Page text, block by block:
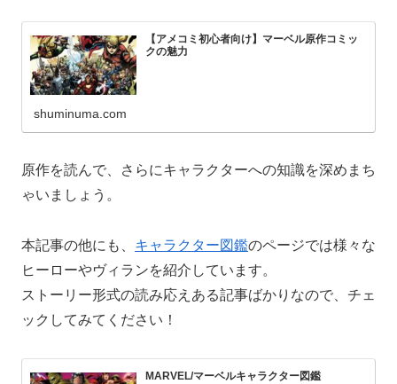
【アメコミ初心者向け】マーベル原作コミッ
クの魅力
shuminuma.com
原作を読んで、さらにキャラクターへの知識を深めまち
ゃいましょう。
本記事の他にも、 キャラクター図鑑のページでは様々な
ヒーローやヴィランを紹介しています。
ストーリー形式の読み応えある記事ばかりなので、チェ
ックしてみてください！
MARVEL/マーベルキャラクター図鑑